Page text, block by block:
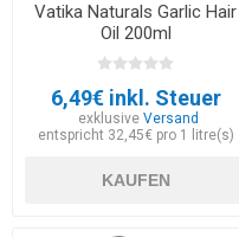
Vatika Naturals Garlic Hair
Oil 200ml
6,49€ inkl. Steuer
exklusiveVersand
entspricht 32,45€ pro 1 litre(s)
KAUFEN